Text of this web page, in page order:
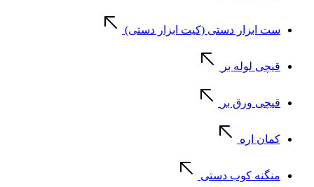
ست ابزار دستی (کیت ابزار دستی)
قیچی لوله بر
قیچی ورق بر
کمان اره
منگنه کوب دستی